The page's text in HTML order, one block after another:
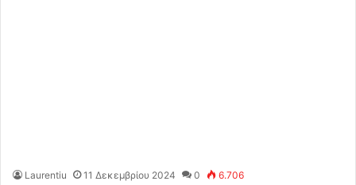
Laurentiu 11 Δεκεμβρίου 2024 0 6.706